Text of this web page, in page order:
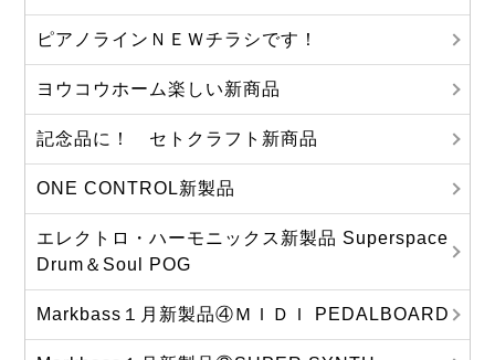
ピアノラインＮＥＷチラシです！
ヨウコウホーム楽しい新商品
記念品に！ セトクラフト新商品
ONE CONTROL新製品
エレクトロ・ハーモニックス新製品 Superspace
Drum＆Soul POG
Markbass１月新製品④ＭＩＤＩ PEDALBOARD